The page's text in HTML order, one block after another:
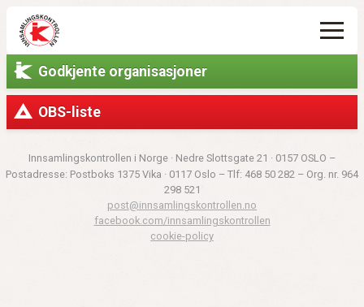
Godkjente organisasjoner
OBS-liste
Innsamlingskontrollen i Norge · Nedre Slottsgate 21 · 0157 OSLO –
Postadresse: Postboks 1375 Vika · 0117 Oslo – Tlf: 468 50 282 – Org. nr. 964
298 521
post@innsamlingskontrollen.no
facebook.com/innsamlingskontrollen
cookie-policy